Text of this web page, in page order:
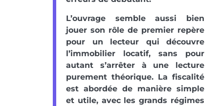
L’ouvrage semble aussi bien
jouer son rôle de premier repère
pour un lecteur qui découvre
l’immobilier locatif, sans pour
autant s’arrêter à une lecture
purement théorique. La fiscalité
est abordée de manière simple
et utile, avec les grands régimes